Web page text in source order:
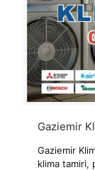
Gaziemir
Gaziemir
klima tamiri,